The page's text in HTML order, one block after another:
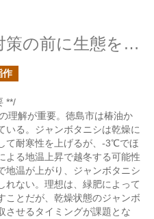
ジャンボタニシの対策の前に生態を知ろう
作
**/
理解が重要。徳島市は椿油か
いる。ジャンボタニシは乾燥に
て耐寒性を上げるが、-3℃でほ
よる地温上昇で越冬する可能性
地温が上がり、ジャンボタニシ
れない。理想は、緑肥によって
ことだが、乾燥状態のジャンボ
させるタイミングが課題とな